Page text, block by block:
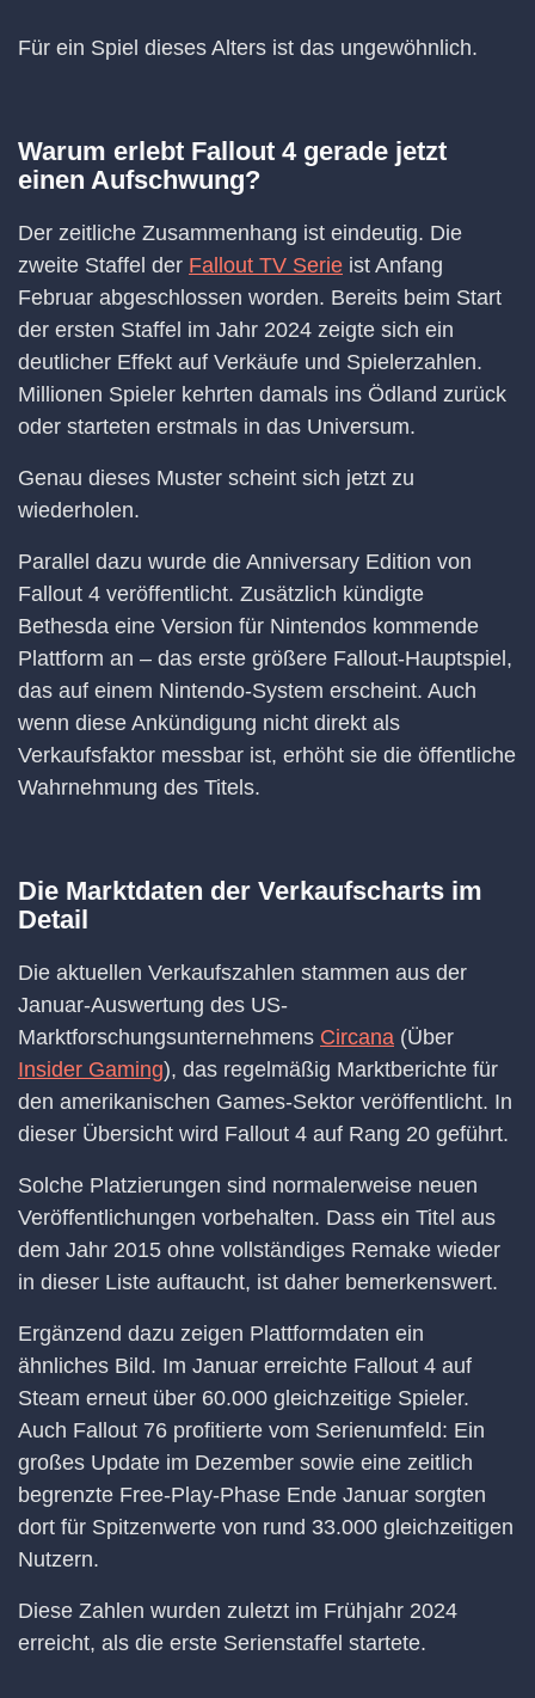
Für ein Spiel dieses Alters ist das ungewöhnlich.
Warum erlebt Fallout 4 gerade jetzt
einen Aufschwung?
Der zeitliche Zusammenhang ist eindeutig. Die
zweite Staffel der Fallout TV Serie ist Anfang
Februar abgeschlossen worden. Bereits beim Start
der ersten Staffel im Jahr 2024 zeigte sich ein
deutlicher Effekt auf Verkäufe und Spielerzahlen.
Millionen Spieler kehrten damals ins Ödland zurück
oder starteten erstmals in das Universum.
Genau dieses Muster scheint sich jetzt zu
wiederholen.
Parallel dazu wurde die Anniversary Edition von
Fallout 4 veröffentlicht. Zusätzlich kündigte
Bethesda eine Version für Nintendos kommende
Plattform an – das erste größere Fallout-Hauptspiel,
das auf einem Nintendo-System erscheint. Auch
wenn diese Ankündigung nicht direkt als
Verkaufsfaktor messbar ist, erhöht sie die öffentliche
Wahrnehmung des Titels.
Die Marktdaten der Verkaufscharts im
Detail
Die aktuellen Verkaufszahlen stammen aus der
Januar-Auswertung des US-
Marktforschungsunternehmens Circana (Über
Insider Gaming), das regelmäßig Marktberichte für
den amerikanischen Games-Sektor veröffentlicht. In
dieser Übersicht wird Fallout 4 auf Rang 20 geführt.
Solche Platzierungen sind normalerweise neuen
Veröffentlichungen vorbehalten. Dass ein Titel aus
dem Jahr 2015 ohne vollständiges Remake wieder
in dieser Liste auftaucht, ist daher bemerkenswert.
Ergänzend dazu zeigen Plattformdaten ein
ähnliches Bild. Im Januar erreichte Fallout 4 auf
Steam erneut über 60.000 gleichzeitige Spieler.
Auch Fallout 76 profitierte vom Serienumfeld: Ein
großes Update im Dezember sowie eine zeitlich
begrenzte Free-Play-Phase Ende Januar sorgten
dort für Spitzenwerte von rund 33.000 gleichzeitigen
Nutzern.
Diese Zahlen wurden zuletzt im Frühjahr 2024
erreicht, als die erste Serienstaffel startete.